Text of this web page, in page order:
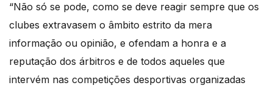
“Não só se pode, como se deve reagir sempre que os
clubes extravasem o âmbito estrito da mera
informação ou opinião, e ofendam a honra e a
reputação dos árbitros e de todos aqueles que
intervém nas competições desportivas organizadas